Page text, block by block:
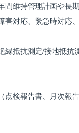
間維持管理計画や長
害対応、緊急時対応
縁抵抗測定/接地抵抗
点検報告書、月次報告